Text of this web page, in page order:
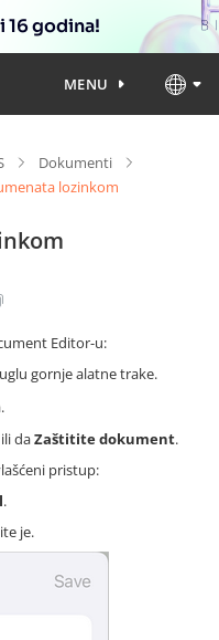
16 godina!
MENU
Dokumenti
lozinkom
Editor-u:
gornje alatne trake.
ili daZaštitite dokument.
pristup:
.
je.